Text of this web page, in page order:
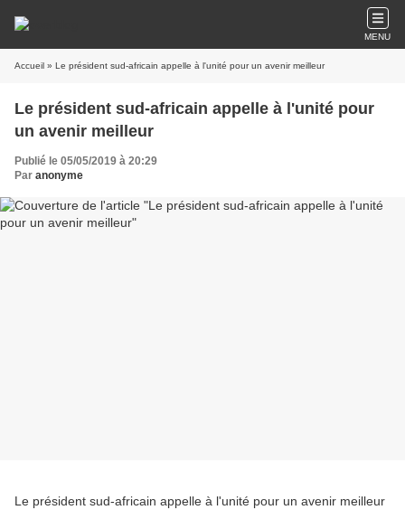
MENU
Accueil » Le président sud-africain appelle à l'unité pour un avenir meilleur
Le président sud-africain appelle à l'unité pour
un avenir meilleur
Publié le 05/05/2019 à 20:29
Par anonyme
Le président sud-africain appelle à l'unité pour un avenir meilleur